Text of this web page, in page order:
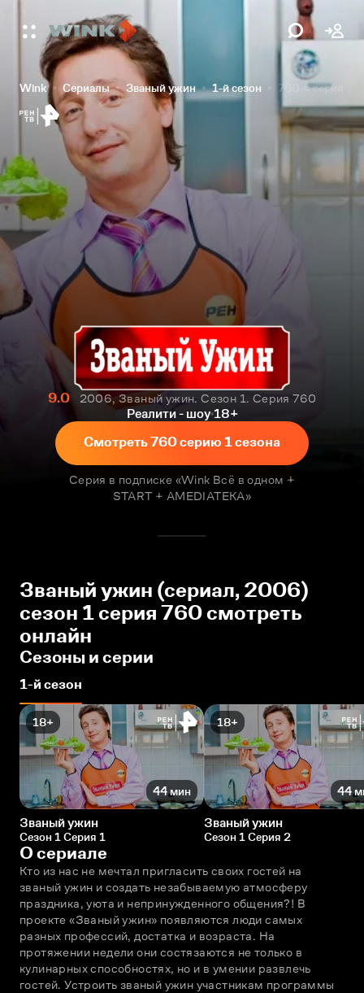
Wink Сериалы Званый ужин 1-й сезон 760-я серия
9.0
2006, Званый ужин. Сезон 1. Серия 760
Реалити - шоу 18+
Смотреть 760 серию 1 сезона
Серия в подписке «Wink Всё в одном +
START + AMEDIATEKA»
Званый ужин (сериал, 2006)
сезон 1 серия 760 смотреть
онлайн
Сезоны и серии
1-й сезон
18+
44 мин
Званый ужин
Сезон 1 Серия 1
18+
44
Званый ужин
Сезон 1 Серия 2
О сериале
Кто из нас не мечтал пригласить своих гостей на
званый ужин и создать незабываемую атмосферу
праздника, уюта и непринужденного общения?! В
проекте «Званый ужин» появляются люди самых
разных профессий, достатка и возраста. На
протяжении недели они состязаются не только в
кулинарных способностях, но и в умении развлечь
гостей. Устроить званый ужин участникам программы